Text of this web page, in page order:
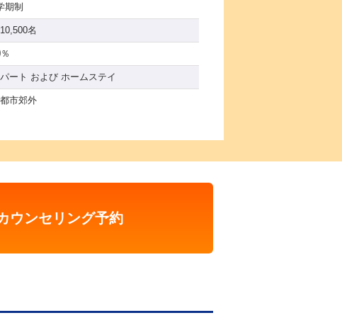
期制
名
ート および ホームステイ
市郊外
ウンセリング予約